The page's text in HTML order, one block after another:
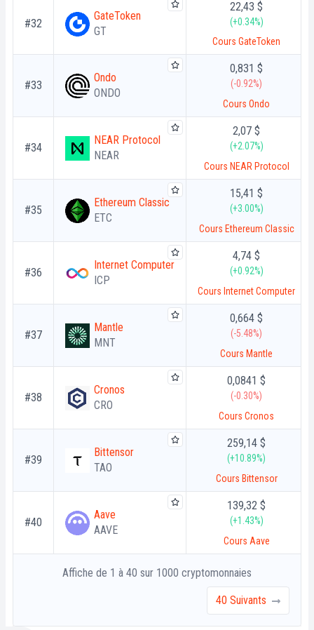
#32
GateToken
GT
22,43 $
(+0.34%)
Cours GateToken
#33
Ondo
ONDO
0,831 $
(-0.92%)
Cours Ondo
#34
NEAR Protocol
NEAR
2,07 $
(+2.07%)
Cours NEAR Protocol
#35
Ethereum Classic
ETC
15,41 $
(+3.00%)
Cours Ethereum Classic
#36
Internet Computer
ICP
4,74 $
(+0.92%)
Cours Internet Computer
#37
Mantle
MNT
0,664 $
(-5.48%)
Cours Mantle
#38
Cronos
CRO
0,0841 $
(-0.30%)
Cours Cronos
#39
Bittensor
TAO
259,14 $
(+10.89%)
Cours Bittensor
#40
Aave
AAVE
139,32 $
(+1.43%)
Cours Aave
Affiche de 1 à 40 sur 1000 cryptomonnaies
40 Suivants